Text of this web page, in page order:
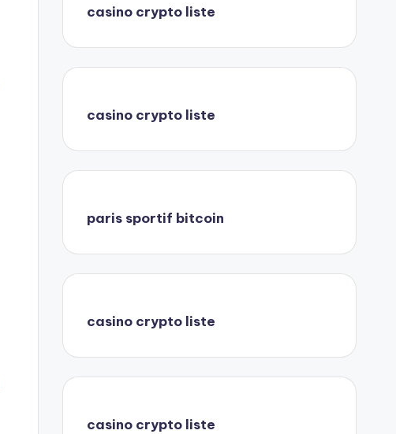
casino crypto liste
casino crypto liste
paris sportif bitcoin
casino crypto liste
casino crypto liste